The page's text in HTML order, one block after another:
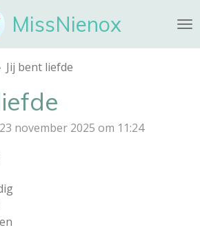
MissNienox
Jij bent liefde
november 2025 om 11:24